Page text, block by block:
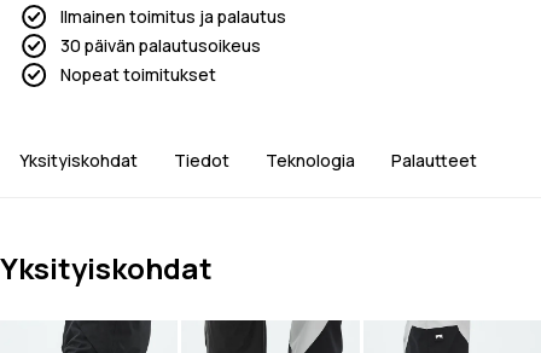
Ilmainen toimitus ja palautus
30 päivän palautusoikeus
Nopeat toimitukset
Yksityiskohdat Tiedot Teknologia Palautteet
Yksityiskohdat